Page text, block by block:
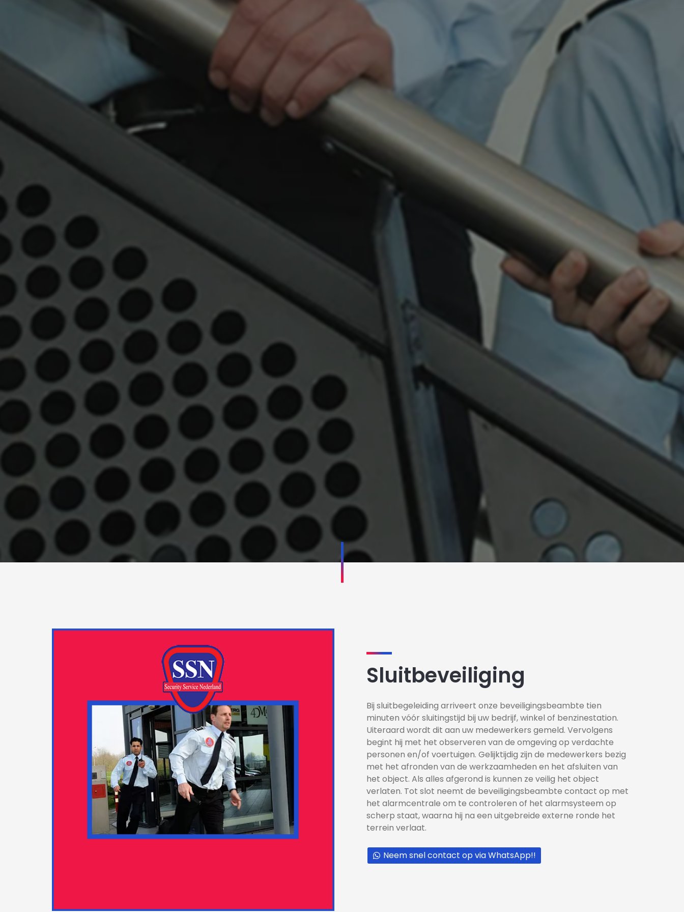
Sluitbeveiliging
Bij sluitbegeleiding arriveert onze beveiligingsbeambte tien
minuten vóór sluitingstijd bij uw bedrijf, winkel of benzinestation.
Uiteraard wordt dit aan uw medewerkers gemeld. Vervolgens
begint hij met het observeren van de omgeving op verdachte
personen en/of voertuigen. Gelijktijdig zijn de medewerkers bezig
met het afronden van de werkzaamheden en het afsluiten van
het object. Als alles afgerond is kunnen ze veilig het object
verlaten. Tot slot neemt de beveiligingsbeambte contact op met
het alarmcentrale om te controleren of het alarmsysteem op
scherp staat, waarna hij na een uitgebreide externe ronde het
terrein verlaat.
Neem snel contact op via WhatsApp!!